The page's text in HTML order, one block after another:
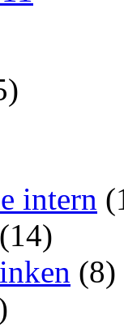
intern
(14)
(8)